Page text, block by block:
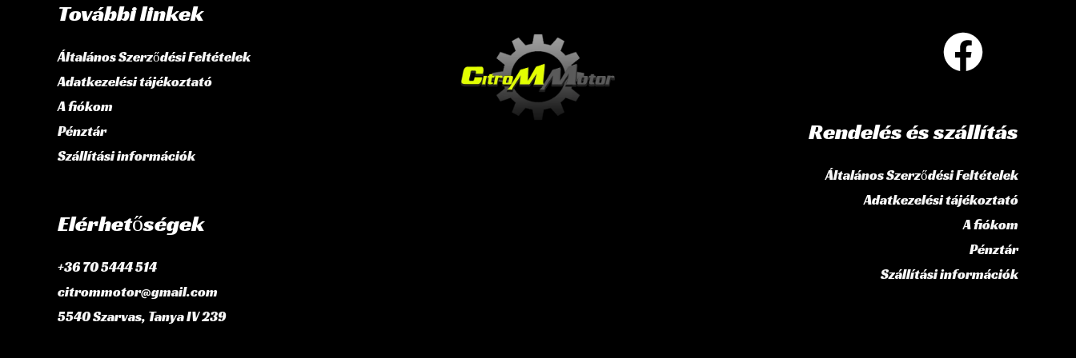
További linkek
Általános Szerződési Feltételek
Adatkezelési tájékoztató
A fiókom
Pénztár
Szállítási információk
Elérhetőségek
+36 70 5444 514
citrommotor@gmail.com
5540 Szarvas, Tanya IV 239
Rendelés és szállítás
Általános Szerződési Feltételek
Adatkezelési tájékoztató
A fiókom
Pénztár
Szállítási információk